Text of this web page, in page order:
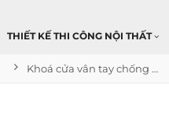
THIẾT KẾ THI CÔNG NỘI THẤT
Khoá cửa vân tay chống nước SL C101SV